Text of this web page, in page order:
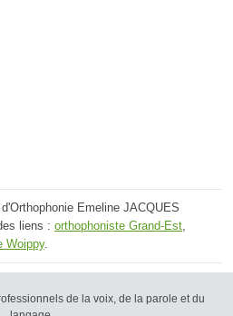
Emeline JACQUES
liens : orthophoniste Grand-Est,
Woippy.
de la voix, de la parole et du